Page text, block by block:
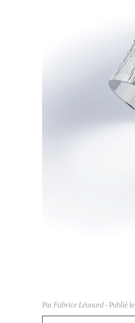
ParFabrice Léonard- Publié le